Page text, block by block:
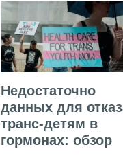
Недостаточно
данных для
транс-детям в
гормонах: обзор